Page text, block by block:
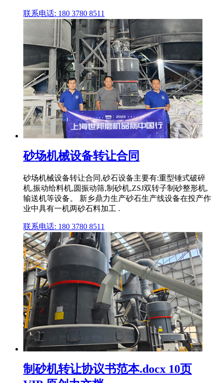
联系电话: 180 3780 8511
砂场机械设备转让合同
砂场机械设备转让合同,砂石设备主要有:重型锤式破碎
机,振动给料机,圆振动筛,制砂机,ZSJ双转子制砂整形机,
输送机等设备。 新乡鼎力生产砂石生产线设备在投产作
业中具有一机两砂石料加工 .
联系电话: 180 3780 8511
制砂机转让协议书范本.docx 10页